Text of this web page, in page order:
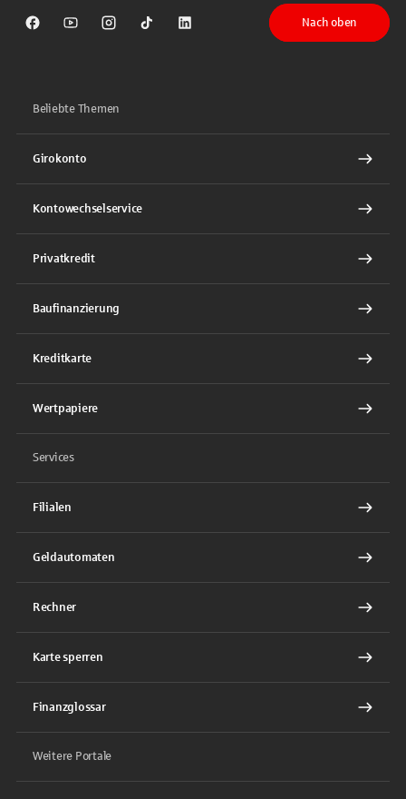
Sparkasse auf Facebook
Sparkasse auf Youtube
Sparkasse auf Instagram
Sparkasse auf TikTok
Sparkasse auf LinkedIn
Nach oben
Beliebte Themen
Girokonto
Kontowechselservice
Privatkredit
Baufinanzierung
Kreditkarte
Wertpapiere
Services
Filialen
Geldautomaten
Rechner
Karte sperren
Finanzglossar
Weitere Portale